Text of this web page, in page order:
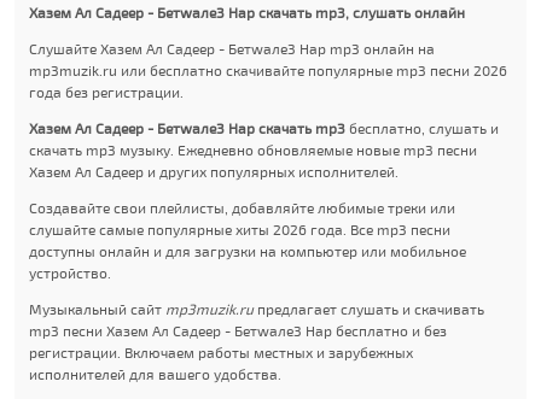
Хазем Ал Садеер - Бетwале3 Нар скачать mp3, слушать онлайн
Слушайте Хазем Ал Садеер - Бетwале3 Нар mp3 онлайн на
mp3muzik.ru или бесплатно скачивайте популярные mp3 песни 2026
года без регистрации.
Хазем Ал Садеер - Бетwале3 Нар скачать mp3 бесплатно, слушать и
скачать mp3 музыку. Ежедневно обновляемые новые mp3 песни
Хазем Ал Садеер и других популярных исполнителей.
Создавайте свои плейлисты, добавляйте любимые треки или
слушайте самые популярные хиты 2026 года. Все mp3 песни
доступны онлайн и для загрузки на компьютер или мобильное
устройство.
Музыкальный сайт mp3muzik.ruпредлагает слушать и скачивать
mp3 песни Хазем Ал Садеер - Бетwале3 Нар бесплатно и без
регистрации. Включаем работы местных и зарубежных
исполнителей для вашего удобства.